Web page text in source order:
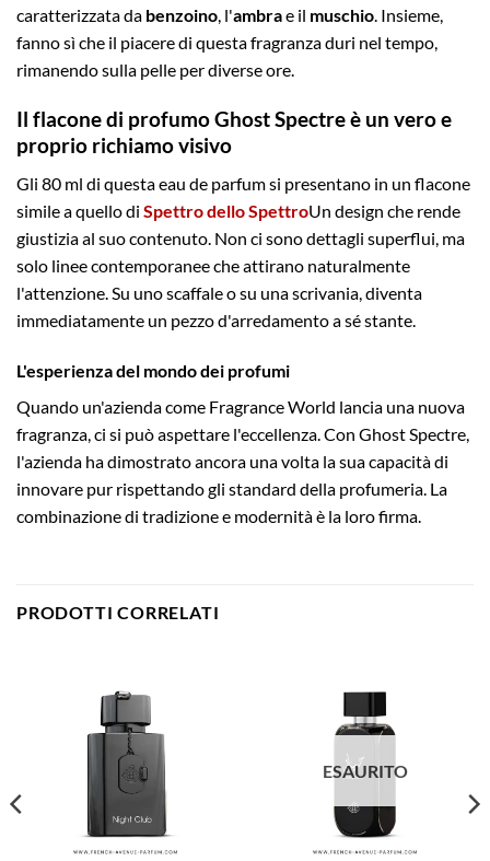
caratterizzata da benzoino, l'ambrae il muschio. Insieme,
fanno sì che il piacere di questa fragranza duri nel tempo,
rimanendo sulla pelle per diverse ore.
Il flacone di profumo Ghost Spectre è un vero e
proprio richiamo visivo
Gli 80 ml di questa eau de parfum si presentano in un flacone
simile a quello di Spettro dello SpettroUn design che rende
giustizia al suo contenuto. Non ci sono dettagli superflui, ma
solo linee contemporanee che attirano naturalmente
l'attenzione. Su uno scaffale o su una scrivania, diventa
immediatamente un pezzo d'arredamento a sé stante.
L'esperienza del mondo dei profumi
Quando un'azienda come Fragrance World lancia una nuova
fragranza, ci si può aspettare l'eccellenza. Con Ghost Spectre,
l'azienda ha dimostrato ancora una volta la sua capacità di
innovare pur rispettando gli standard della profumeria. La
combinazione di tradizione e modernità è la loro firma.
PRODOTTI CORRELATI
ESAURITO